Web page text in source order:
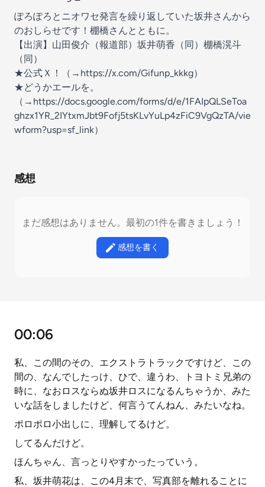
ぽろぽろとニオワセ発言を繰り返していた坂井さんから
のおしらせです！棚橋さんとともに。
【出演】山田俊介（報道部）坂井萌香（同）棚橋滉斗
（同）
★公式Ｘ！（→⁠ ⁠https://x.com/Gifunp_kkkg⁠⁠）
★どうかエールを。
（→ ⁠⁠⁠⁠⁠https://docs.google.com/forms/d/e/1FAIpQLSeToa
ghzx1YR_2IYtxmJbt9Fofj5tsKLvYuLp4zFiC9VgQzTA/vie
wform?usp=sf_link⁠⁠⁠⁠）
感想
まだ感想はありません。最初の1件を書きましょう！
感想を書く
00:06
私、この間のその、エクストラトラックですけど、この
間の、なんでしたっけ、ひで、違うわ、トヨトミ兄弟の
時に、なおロスならぬ坂井ロスになるんちゃうか、みた
いな話をしましたけど、何言うてんねん、みたいなね。
ポロポロ小出しに、理解してるけど。
してるんだけど。
ほんちゃん、言っとりやすかったっていう。
私、坂井萌花は、この4月末で、写真部を離れることに